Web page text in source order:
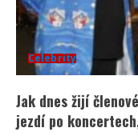
Celebrity
Jak dnes žijí
jezdí po